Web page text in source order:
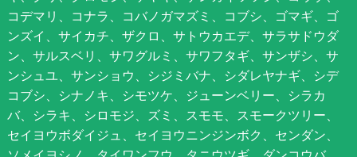
コデマリ、コナラ、コバノガマズミ、コブシ、ゴマギ、ゴ
ンズイ、サイカチ、ザクロ、サトウカエデ、サラサドウダ
ン、サルスベリ、サワグルミ、サワフタギ、サンザシ、サ
ンシュユ、サンショウ、シジミバナ、シダレヤナギ、シデ
コブシ、シナノキ、シモツケ、ジューンベリー、シラカ
バ、シラキ、シロモジ、ズミ、スモモ、スモークツリー、
セイヨウボダイジュ、セイヨウニンジンボク、センダン、